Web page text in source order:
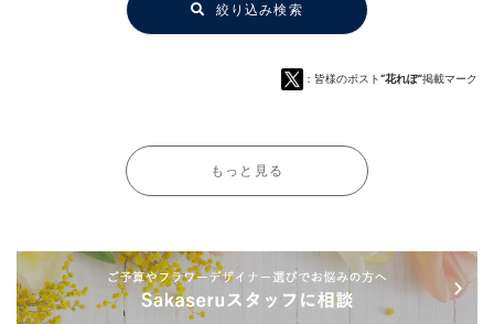
絞り込み検索
：皆様のポスト“花れぽ”掲載マーク
もっと見る